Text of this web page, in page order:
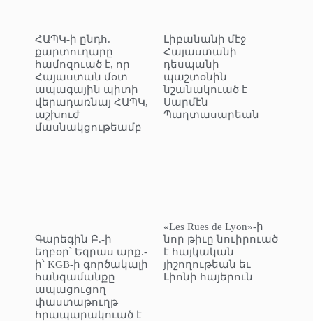
ՀԱՊԿ-ի ընդհ.
քարտուղարը
համոզուած է, որ
Հայաստան մօտ
ապագային պիտի
վերադառնայ ՀԱՊԿ,
աշխուժ
մասնակցութեամբ
Գարեգին Բ.-ի
եղբօր՝ Եզրաս արք.-
ի՝ KGB-ի գործակալի
հանգամանքը
ապացուցող
փաստաթուղթ
հրապարակուած է
Լիբանանի մէջ
Հայաստանի
դեսպանի
պաշտօնին
նշանակուած է
Սարմէն
Պաղտասարեան
«Les Rues de Lyon»-ի
նոր թիւը նուիրուած
է հայկական
յիշողութեան եւ
Լիոնի հայերուն